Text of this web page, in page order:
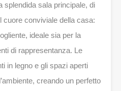
splendida sala principale, di
conviviale della casa:
ideale sia per la
di rappresentanza. Le
in legno e gli spazi aperti
creando un perfetto